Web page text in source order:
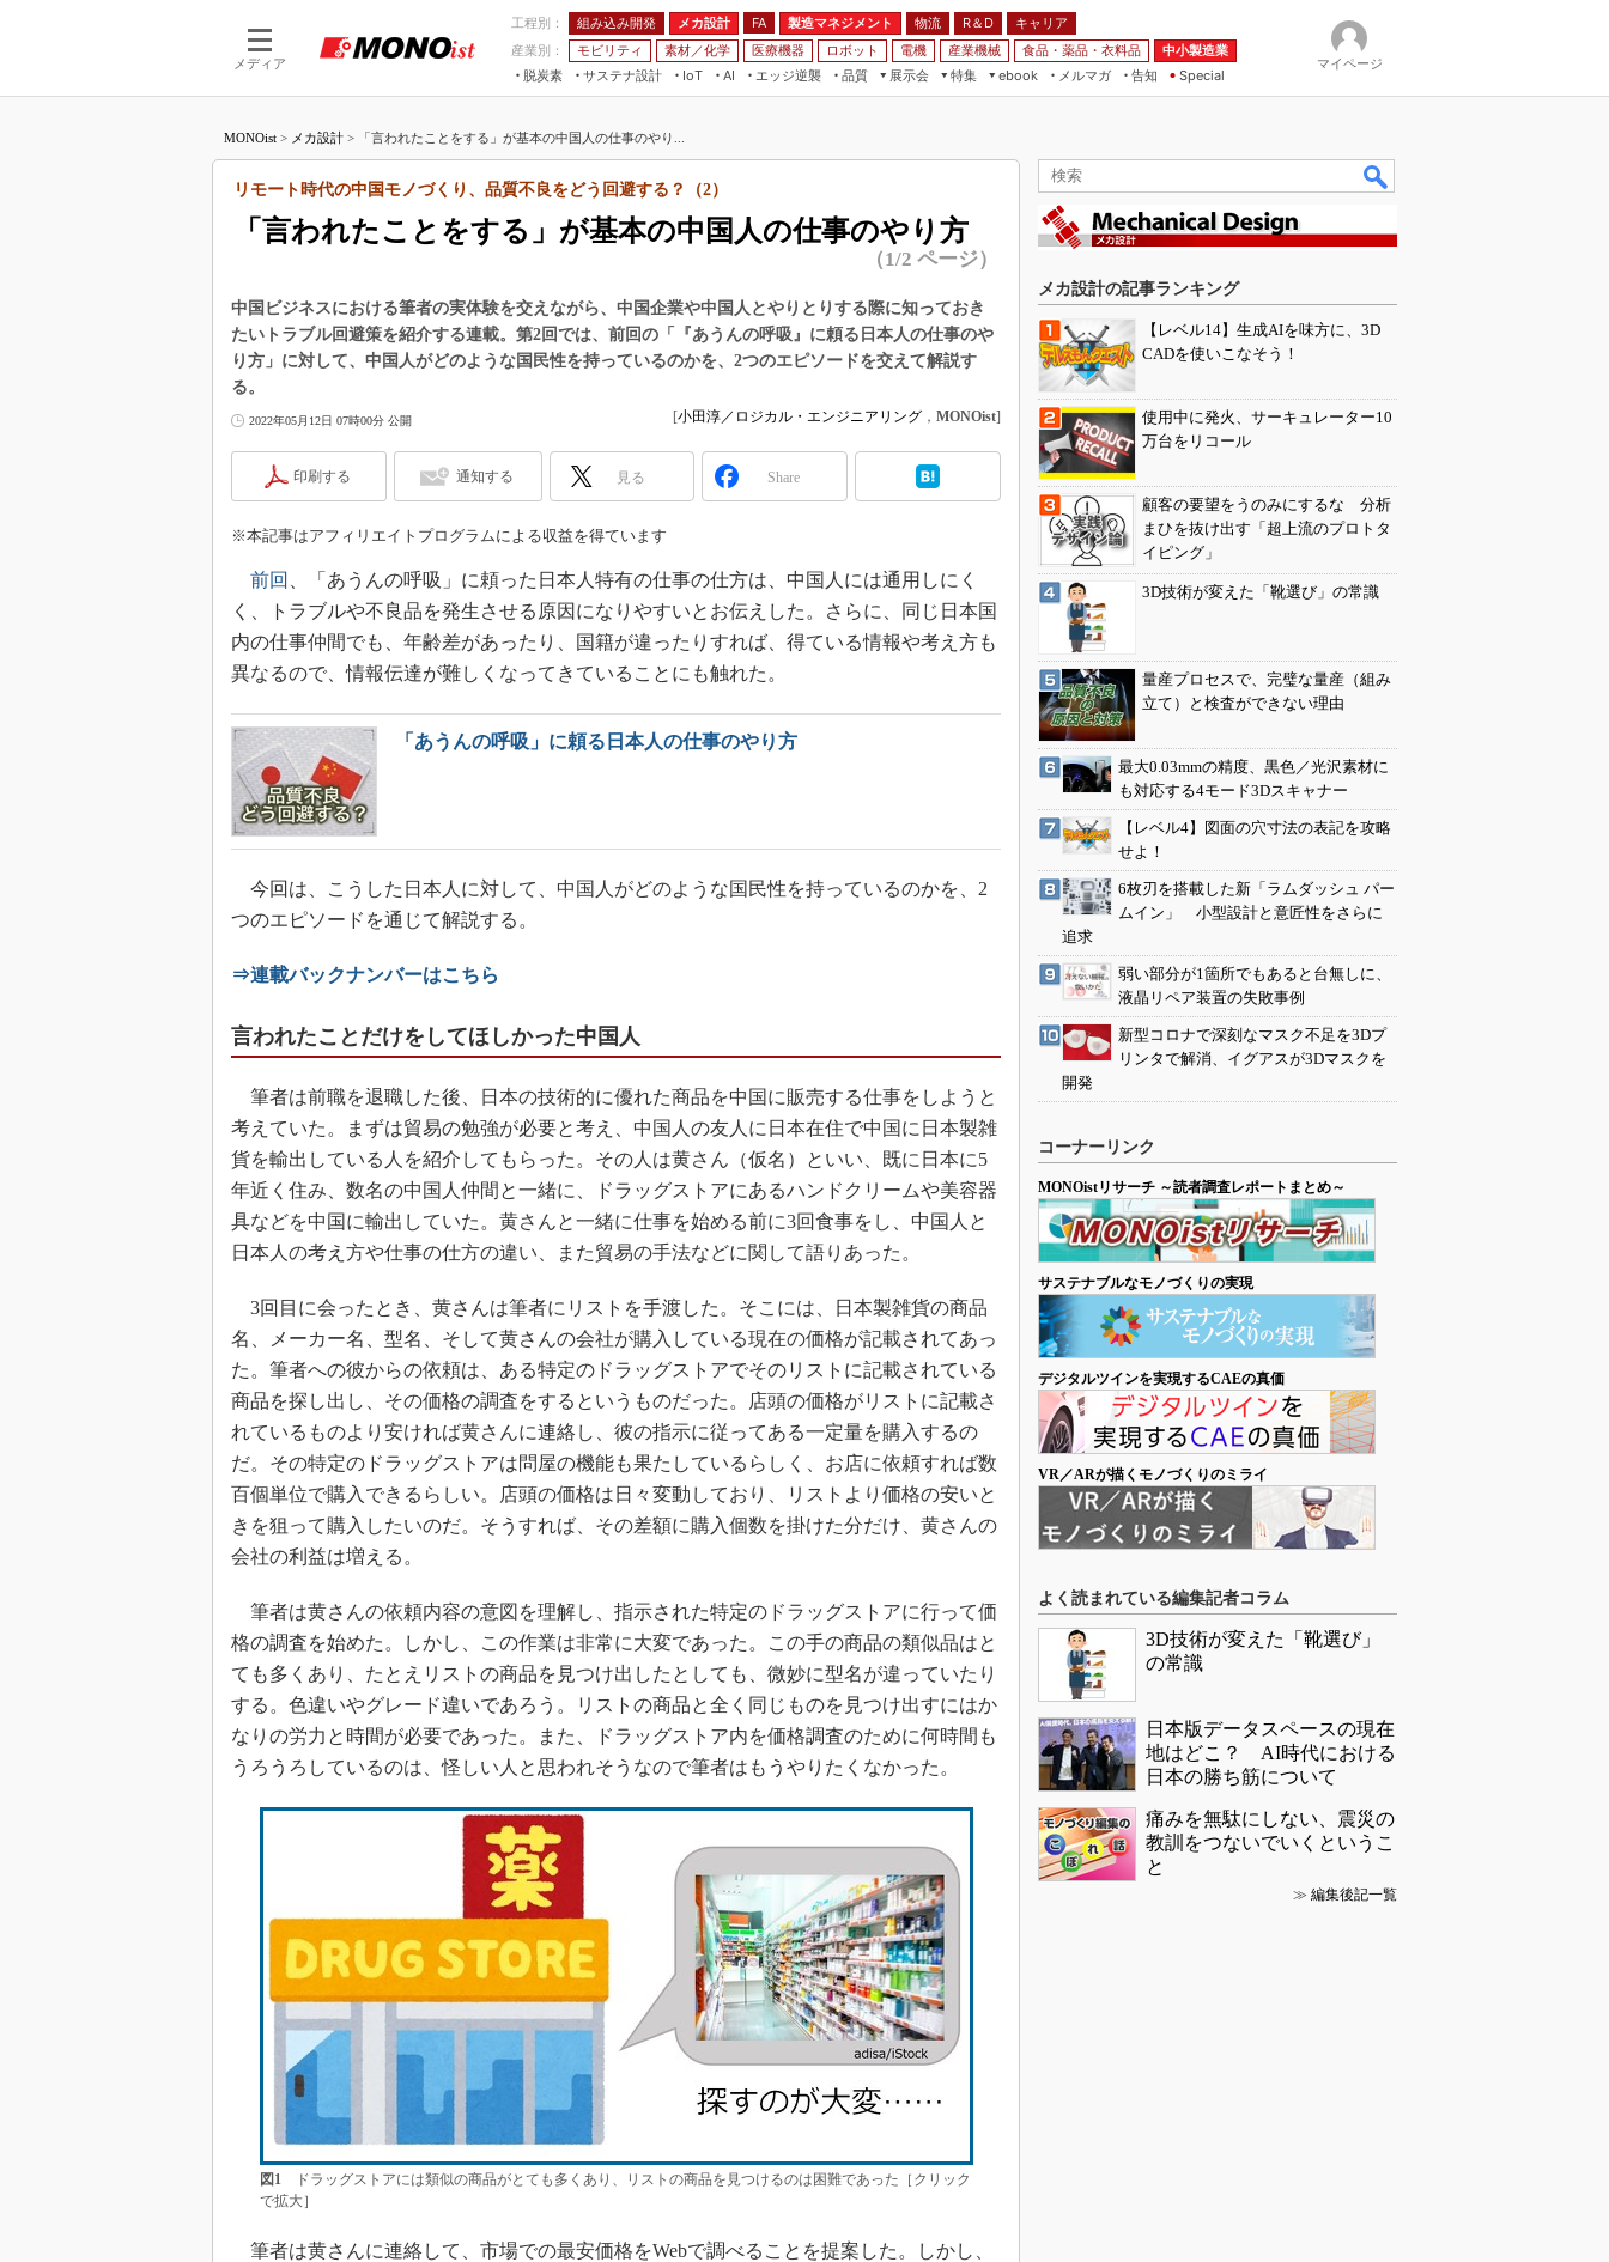
メディア
工程別： 組み込み開発 メカ設計 FA 製造マネジメント 物流 R＆D
キャリア
産業別：
モビリティ 素材／化学 医療機器 ロボット 電機 産業機械 食品・薬品・衣料品
中小製造業
脱炭素
サステナ設計
IoT
つながる工場
つながるサービス
AI
AI×設備保全
Physical AI
エッジ逆襲 品質
展示会
JIMTOF
展＆IoT/5Gソリューション展
IIFES
ジャパンモビリティショー
TECHNO-FRONTIER
スマート工場EXPO
EdgeTech+
日本ものづくりワールド
特集
VR／AR
フィールドサービス
組み込み画像技術
組み込みモデリング
ISO26262
無償設計ツール
デジタルツインとCAE
S＆OP
インダストリー4.0
製造業ビッグデータ
海外生産
ebook
モビリティ
メルマガ
告知 Special
マイページ
MONOist > メカ設計 > 「言われたことをする」が基本の中国人の仕事のやり...
「言われたことをする」が基本の中国人の仕事のやり方
リモート時代の中国モノづくり、品質不良をどう回避する？（2）
（1/2 ページ）
中国ビジネスにおける筆者の実体験を交えながら、中国企業や中国人とやりとりする際に知っておき
たいトラブル回避策を紹介する連載。第2回では、前回の「『あうんの呼吸』に頼る日本人の仕事のや
り方」に対して、中国人がどのような国民性を持っているのかを、2つのエピソードを交えて解説す
る。
2022年05月12日 07時00分 公開 [小田淳／ロジカル・エンジニアリング ， MONOist]
印刷する 通知する 見る Share
※本記事はアフィリエイトプログラムによる収益を得ています
前回
、「あうんの呼吸」に頼った日本人特有の仕事の仕方は、中国人には通用しにく
く、トラブルや不良品を発生させる原因になりやすいとお伝えした。さらに、同じ日本国
内の仕事仲間でも、年齢差があったり、国籍が違ったりすれば、得ている情報や考え方も
異なるので、情報伝達が難しくなってきていることにも触れた。
「あうんの呼吸」に頼る日本人の仕事のやり方
今回は、こうした日本人に対して、中国人がどのような国民性を持っているのかを、2
つのエピソードを通じて解説する。
⇒連載バックナンバーはこちら
言われたことだけをしてほしかった中国人
筆者は前職を退職した後、日本の技術的に優れた商品を中国に販売する仕事をしようと
考えていた。まずは貿易の勉強が必要と考え、中国人の友人に日本在住で中国に日本製雑
貨を輸出している人を紹介してもらった。その人は黄さん（仮名）といい、既に日本に5
年近く住み、数名の中国人仲間と一緒に、ドラッグストアにあるハンドクリームや美容器
具などを中国に輸出していた。黄さんと一緒に仕事を始める前に3回食事をし、中国人と
日本人の考え方や仕事の仕方の違い、また貿易の手法などに関して語りあった。
3回目に会ったとき、黄さんは筆者にリストを手渡した。そこには、日本製雑貨の商品
名、メーカー名、型名、そして黄さんの会社が購入している現在の価格が記載されてあっ
た。筆者への彼からの依頼は、ある特定のドラッグストアでそのリストに記載されている
商品を探し出し、その価格の調査をするというものだった。店頭の価格がリストに記載さ
れているものより安ければ黄さんに連絡し、彼の指示に従ってある一定量を購入するの
だ。その特定のドラッグストアは問屋の機能も果たしているらしく、お店に依頼すれば数
百個単位で購入できるらしい。店頭の価格は日々変動しており、リストより価格の安いと
きを狙って購入したいのだ。そうすれば、その差額に購入個数を掛けた分だけ、黄さんの
会社の利益は増える。
筆者は黄さんの依頼内容の意図を理解し、指示された特定のドラッグストアに行って価
格の調査を始めた。しかし、この作業は非常に大変であった。この手の商品の類似品はと
ても多くあり、たとえリストの商品を見つけ出したとしても、微妙に型名が違っていたり
する。色違いやグレード違いであろう。リストの商品と全く同じものを見つけ出すにはか
なりの労力と時間が必要であった。また、ドラッグストア内を価格調査のために何時間も
うろうろしているのは、怪しい人と思われそうなので筆者はもうやりたくなかった。
図1ドラッグストアには類似の商品がとても多くあり、リストの商品を見つけるのは困難であった［クリック
で拡大］
筆者は黄さんに連絡して、市場での最安価格をWebで調べることを提案した。しかし、
メカ設計の記事ランキング
【レベル14】生成AIを味方に、3D
CADを使いこなそう！
使用中に発火、サーキュレーター10
万台をリコール
顧客の要望をうのみにするな 分析
まひを抜け出す「超上流のプロトタ
イピング」
3D技術が変えた「靴選び」の常識
量産プロセスで、完璧な量産（組み
立て）と検査ができない理由
最大0.03mmの精度、黒色／光沢素材に
も対応する4モード3Dスキャナー
【レベル4】図面の穴寸法の表記を攻略
せよ！
6枚刃を搭載した新「ラムダッシュ パー
ムイン」 小型設計と意匠性をさらに
追求
弱い部分が1箇所でもあると台無しに、
液晶リペア装置の失敗事例
新型コロナで深刻なマスク不足を3Dプ
リンタで解消、イグアスが3Dマスクを
開発
コーナーリンク
MONOistリサーチ ～読者調査レポートまとめ～
サステナブルなモノづくりの実現
デジタルツインを実現するCAEの真価
VR／ARが描くモノづくりのミライ
よく読まれている編集記者コラム
3D技術が変えた「靴選び」
の常識
日本版データスペースの現在
地はどこ？ AI時代における
日本の勝ち筋について
痛みを無駄にしない、震災の
教訓をつないでいくというこ
と
≫ 編集後記一覧